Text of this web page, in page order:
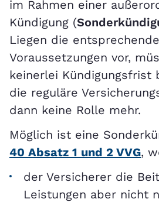
im Rahmen einer
Kündigung (
Liegen die
Voraussetzungen vor,
keinerlei Kündigungsfrist
die reguläre
dann keine Rolle mehr.
Möglich ist eine
40 Absatz 1 und 2 VVG,
der Versicherer die
Leistungen aber nicht